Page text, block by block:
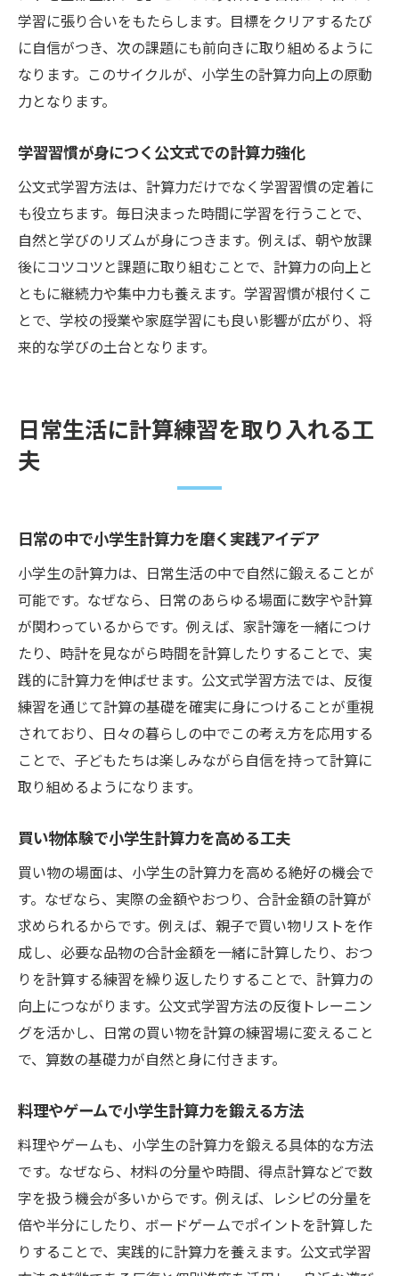
学習に張り合いをもたらします。目標をクリアするたび
に自信がつき、次の課題にも前向きに取り組めるように
なります。このサイクルが、小学生の計算力向上の原動
力となります。
学習習慣が身につく公文式での計算力強化
公文式学習方法は、計算力だけでなく学習習慣の定着に
も役立ちます。毎日決まった時間に学習を行うことで、
自然と学びのリズムが身につきます。例えば、朝や放課
後にコツコツと課題に取り組むことで、計算力の向上と
ともに継続力や集中力も養えます。学習習慣が根付くこ
とで、学校の授業や家庭学習にも良い影響が広がり、将
来的な学びの土台となります。
日常生活に計算練習を取り入れる工
夫
日常の中で小学生計算力を磨く実践アイデア
小学生の計算力は、日常生活の中で自然に鍛えることが
可能です。なぜなら、日常のあらゆる場面に数字や計算
が関わっているからです。例えば、家計簿を一緒につけ
たり、時計を見ながら時間を計算したりすることで、実
践的に計算力を伸ばせます。公文式学習方法では、反復
練習を通じて計算の基礎を確実に身につけることが重視
されており、日々の暮らしの中でこの考え方を応用する
ことで、子どもたちは楽しみながら自信を持って計算に
取り組めるようになります。
買い物体験で小学生計算力を高める工夫
買い物の場面は、小学生の計算力を高める絶好の機会で
す。なぜなら、実際の金額やおつり、合計金額の計算が
求められるからです。例えば、親子で買い物リストを作
成し、必要な品物の合計金額を一緒に計算したり、おつ
りを計算する練習を繰り返したりすることで、計算力の
向上につながります。公文式学習方法の反復トレーニン
グを活かし、日常の買い物を計算の練習場に変えること
で、算数の基礎力が自然と身に付きます。
料理やゲームで小学生計算力を鍛える方法
料理やゲームも、小学生の計算力を鍛える具体的な方法
です。なぜなら、材料の分量や時間、得点計算などで数
字を扱う機会が多いからです。例えば、レシピの分量を
倍や半分にしたり、ボードゲームでポイントを計算した
りすることで、実践的に計算力を養えます。公文式学習